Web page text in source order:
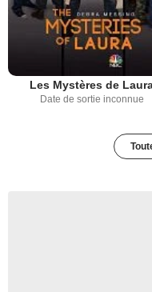
Les Mystères de
Date de sortie inconnue